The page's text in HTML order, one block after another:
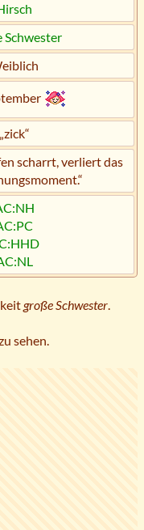
Schwester
„zick“
scharrt, verliert das
große Schwester
sehen.